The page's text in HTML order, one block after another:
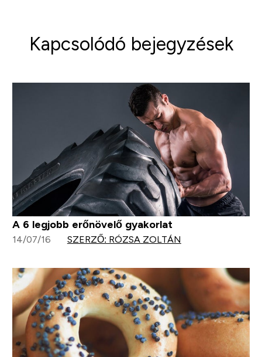
Kapcsolódó bejegyzések
A 6 legjobb erőnövelő gyakorlat
14/07/16 SZERZŐ: RÓZSA ZOLTÁN